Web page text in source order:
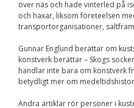
över näs och hade vinterled på
och haxar, liksom företeelsen
transportorganisationer,
Gunnar Englund berättar om
konstverk berättar – Skogs
handlar inte bara om konstverk
betydligt mer om
Andra artiklar rör personer i